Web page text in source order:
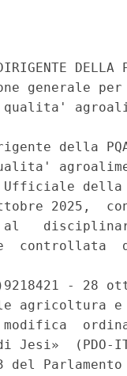
DELLA
generale
qualita'
della
Ufficiale
2025,
al
- 28
modifica
(PDO-
del